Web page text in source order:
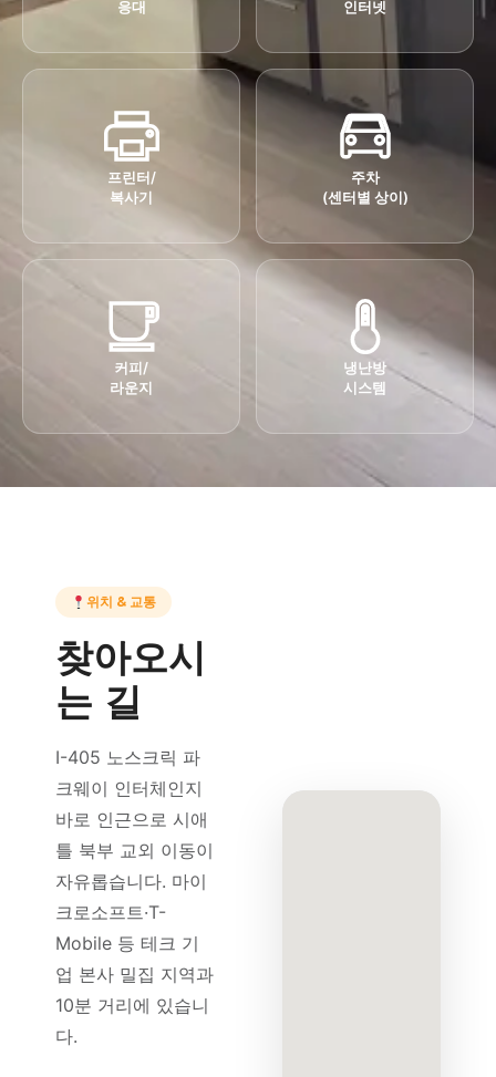
응대 인터넷
프린터/
복사기
주차
(센터별 상이)
커피/
라운지
냉난방
시스템
위치 & 교통
찾아오시
는 길
I-405 노스크릭 파
크웨이 인터체인지
바로 인근으로 시애
틀 북부 교외 이동이
자유롭습니다. 마이
크로소프트·T-
Mobile 등 테크 기
업 본사 밀집 지역과
10분 거리에 있습니
다.